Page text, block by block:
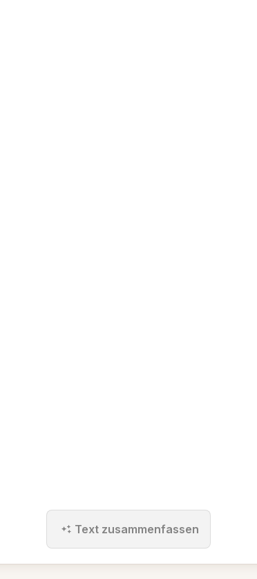
Text zusammenfassen